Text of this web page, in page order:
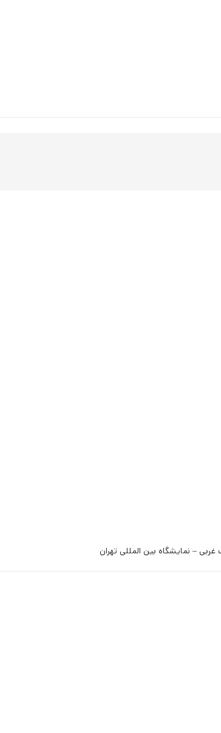
– نمایشگاه بین المللی تهران